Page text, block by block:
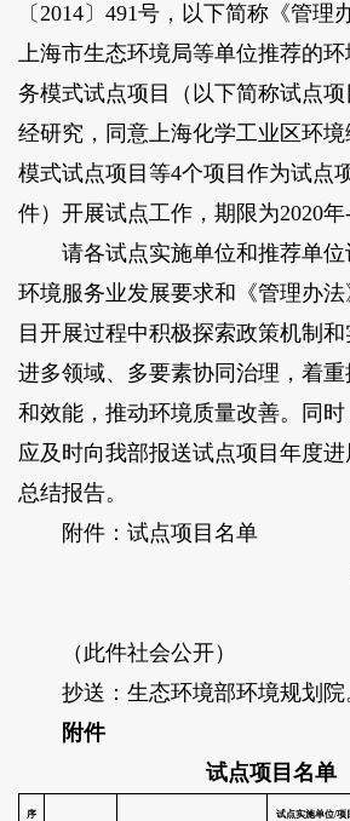
〔2014〕491号，以下简称《管理
上海市生态环境局等单位推荐的
务模式试点项目（以下简称试点项
经研究，同意上海化学工业区环
模式试点项目等4个项目作为试点
件）开展试点工作，期限为2020年-
请各试点实施单位和推荐单位
环境服务业发展要求和《管理办
目开展过程中积极探索政策机制
进多领域、多要素协同治理，着
和效能，推动环境质量改善。同
应及时向我部报送试点项目年度
总结报告。
附件：试点项目名单
生
（此件社会公开）
抄送：生态环境部环境规划院
附件
试点项目名单